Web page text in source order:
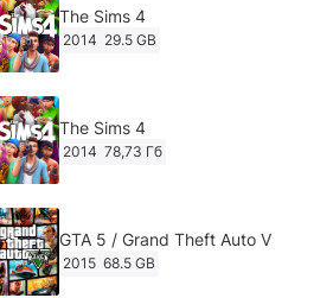
The Sims 4
2014 29.5 GB
The Sims 4
2014 78,73 Гб
GTA 5 / Grand Theft Auto V
2015 68.5 GB